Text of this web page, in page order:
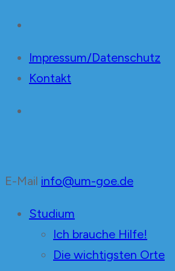
Impressum/Datenschutz
Kontakt
E-Mail info@um-goe.de
Studium
Ich brauche Hilfe!
Die wichtigsten Orte